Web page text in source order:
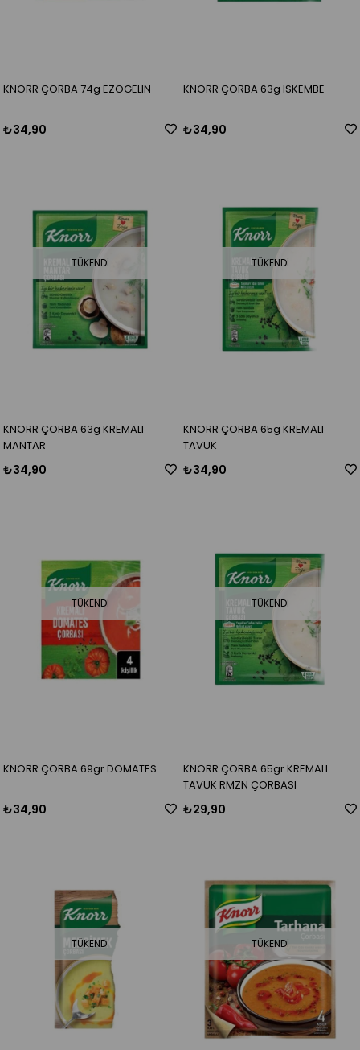
KNORR ÇORBA 74g EZOGELIN
₺34,90
KNORR ÇORBA 63g ISKEMBE
₺34,90
TÜKENDI
KNORR ÇORBA 63g KREMALI
MANTAR
₺34,90
TÜKENDI
KNORR ÇORBA 65g KREMALI
TAVUK
₺34,90
TÜKENDI
KNORR ÇORBA 69gr DOMATES
₺34,90
TÜKENDI
KNORR ÇORBA 65gr KREMALI
TAVUK RMZN ÇORBASI
₺29,90
TÜKENDI TÜKENDI